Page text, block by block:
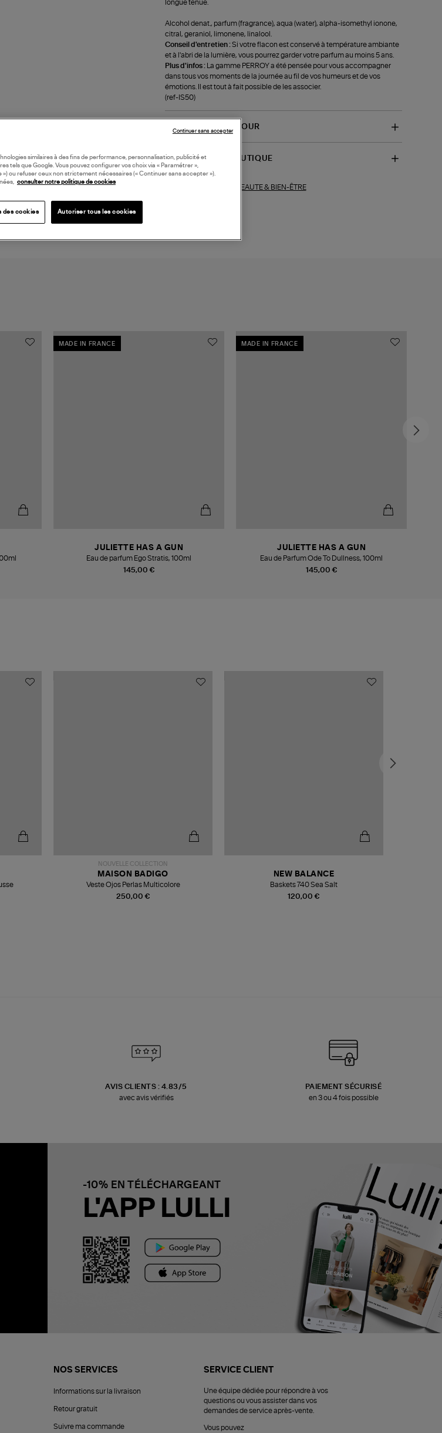
longue tenue.
Alcohol denat., parfum (fragrance), aqua (water), alpha-isomethyl ionone,
citral, geraniol, limonene, linalool.
Conseil d'entretien :Si votre flacon est conservé à température ambiante
et à l'abri de la lumière, vous pourrez garder votre parfum au moins 5 ans.
Plus d'infos :
La gamme PERROY a été pensée pour vous accompagner
dans tous vos moments de la journée au fil de vos humeurs et de vos
émotions. Il est tout à fait possible de les associer.
(ref-IS50)
LIVRAISON ET RETOUR
DISPONIBILITÉ BOUTIQUE
BEAUTE & BIEN-ÊTRE
MADE IN FRANCE
145,00 €
JULIETTE HAS A GUN
Eau de parfum Ego Stratis, 100ml
MADE IN FRANCE
145,00 €
JULIETTE HAS A GUN
Eau de Parfum Ode To Dullness, 100ml
NOUVELLE COLLECTION
250,00 €
MAISON BADIGO
Veste Ojos Perlas Multicolore
120,00 €
NEW BALANCE
Baskets 740 Sea Salt
AVIS CLIENTS : 4.83/5
avec avis vérifiés
PAIEMENT SÉCURISÉ
en 3 ou 4 fois possible
-10% EN TÉLÉCHARGEANT
L'APP LULLI
NOS SERVICES
Informations sur la livraison
Retour gratuit
Suivre ma commande
SERVICE CLIENT
Une équipe dédiée pour répondre à vos
questions ou vous assister dans vos
demandes de service après-vente.
Vous pouvez
similaires à des fins de performance, personnalisation, publicité et
tels que Google. Vous pouvez configurer vos choix via « Paramétrer »,
») ou refuser ceux non strictement nécessaires (« Continuer sans accepter »).
consulter notre politique de cookies
des cookies Autoriser tous les cookies
Continuer sans accepter